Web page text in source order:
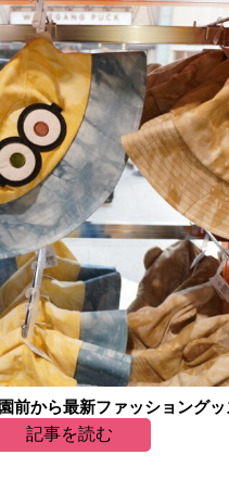
から最新ファッショングッ
記事を読む